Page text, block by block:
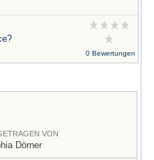
0 Bewertungen
VON
Dörner